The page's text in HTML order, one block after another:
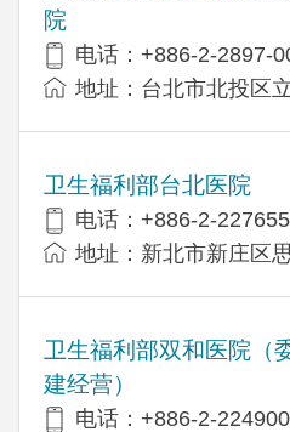
院
电话：+886-2-2897-
地址：台北市北投区
卫生福利部台北医院
电话：+886-2-
地址：新北市新庄区
卫生福利部双和医院（
建经营）
电话：+​886-2-